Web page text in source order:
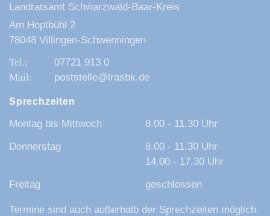
Landratsamt Schwarzwald-Baar-Kreis
Am Hoptbühl 2
78048 Villingen-Schwenningen
07721 913 0
poststelle@lrasbk.de
Sprechzeiten
Montag bis Mittwoch
8.00 - 11.30 Uhr
Donnerstag
8.00 - 11.30 Uhr
14.00 - 17.30 Uhr
Freitag
geschlossen
Termine sind auch außerhalb der Sprechzeiten möglich.